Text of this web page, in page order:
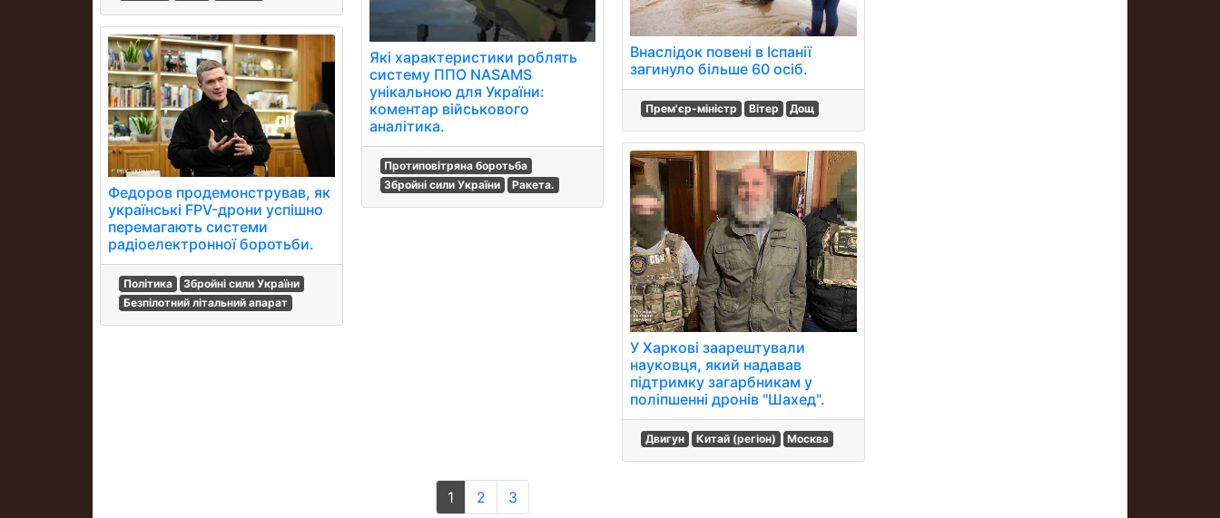
Федоров продемонстрував, як
українські FPV-дрони успішно
перемагають системи
радіоелектронної боротьби.
Політика
Збройні сили України
Безпілотний літальний апарат
Які характеристики роблять
систему ППО NASAMS
унікальною для України:
коментар військового
аналітика.
Протиповітряна боротьба
Збройні сили України
Ракета.
Внаслідок повені в Іспанії
загинуло більше 60 осіб.
Прем'єр-міністр Вітер Дощ
У Харкові заарештували
науковця, який надавав
підтримку загарбникам у
поліпшенні дронів "Шахед".
Двигун Китай (регіон) Москва
1 2 3